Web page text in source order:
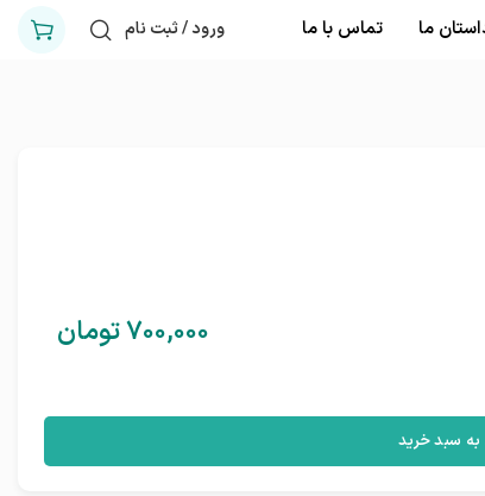
ما تماس با ما ورود / ثبت نام
۷۰۰,۰۰۰تومان
به سبد خرید